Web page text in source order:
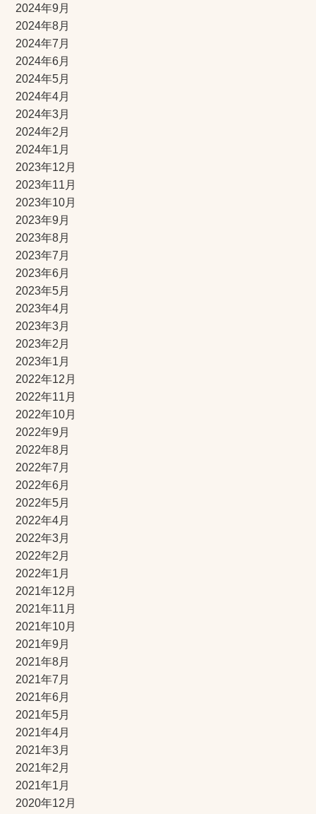
2024年9月
2024年8月
2024年7月
2024年6月
2024年5月
2024年4月
2024年3月
2024年2月
2024年1月
2023年12月
2023年11月
2023年10月
2023年9月
2023年8月
2023年7月
2023年6月
2023年5月
2023年4月
2023年3月
2023年2月
2023年1月
2022年12月
2022年11月
2022年10月
2022年9月
2022年8月
2022年7月
2022年6月
2022年5月
2022年4月
2022年3月
2022年2月
2022年1月
2021年12月
2021年11月
2021年10月
2021年9月
2021年8月
2021年7月
2021年6月
2021年5月
2021年4月
2021年3月
2021年2月
2021年1月
2020年12月